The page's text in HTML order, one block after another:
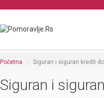
Početna Siguran i siguran kredit
Siguran i